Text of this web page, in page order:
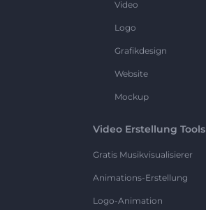
Video
Logo
Grafikdesign
Website
Mockup
Video Erstellung Tools
Gratis Musikvisualisierer
Animations-Erstellung
Logo-Animation